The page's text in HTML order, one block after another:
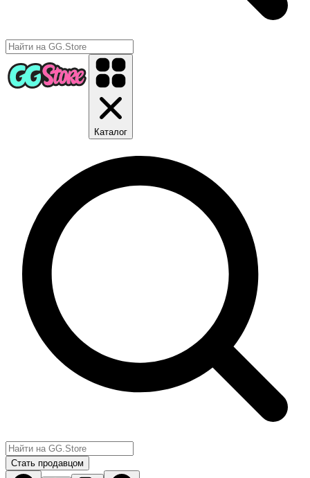
Каталог
Стать продавцом